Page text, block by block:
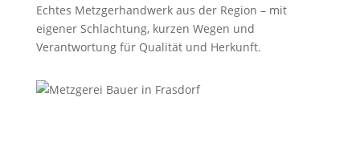
Echtes Metzgerhandwerk aus der Region – mit
eigener Schlachtung, kurzen Wegen und
Verantwortung für Qualität und Herkunft.